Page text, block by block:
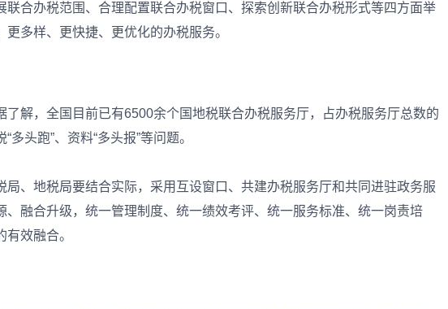
联合办税范围、合理配置联合办税窗口、探索创新联合办税形式等四方面举
多样、更快捷、更优化的办税服务。
解，全国目前已有6500余个国地税联合办税服务厅，占办税服务厅总数的
头跑”、资料“多头报”等问题。
、地税局要结合实际，采用互设窗口、共建办税服务厅和共同进驻政务服
、融合升级，统一管理制度、统一绩效考评、统一服务标准、统一岗责培
效融合。